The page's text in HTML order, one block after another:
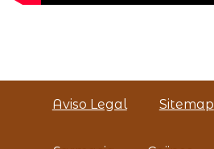
Aviso Legal Sitemap